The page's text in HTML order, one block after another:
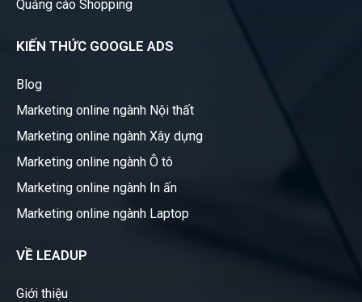
Quảng cáo Shopping
KIẾN THỨC GOOGLE ADS
Blog
Marketing online ngành Nội thất
Marketing online ngành Xây dựng
Marketing online ngành Ô tô
Marketing online ngành In ấn
Marketing online ngành Laptop
VỀ LEADUP
Giới thiệu